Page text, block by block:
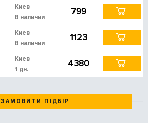
Киев
В наличии
799
Киев
В наличии
1123
Киев
1 дн.
4380
ЗАМОВИТИ ПІДБІР